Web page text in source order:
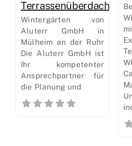
Wintergärten von
Aluterr GmbH in
Mülheim an der Ruhr
Die Aluterr GmbH ist
Ihr kompetenter
Ansprechpartner für
die Planung und